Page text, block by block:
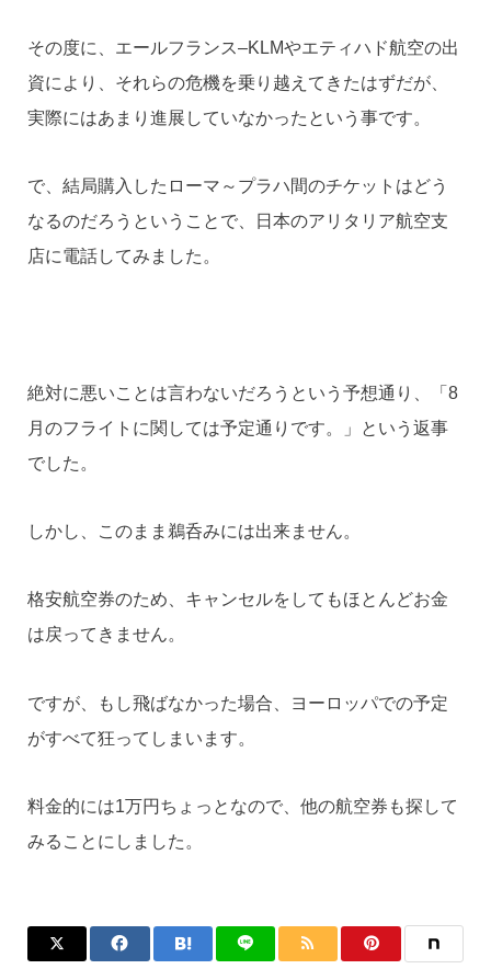
その度に、エールフランス–KLMやエティハド航空の出
資により、それらの危機を乗り越えてきたはずだが、
実際にはあまり進展していなかったという事です。
で、結局購入したローマ～プラハ間のチケットはどう
なるのだろうということで、日本のアリタリア航空支
店に電話してみました。
絶対に悪いことは言わないだろうという予想通り、「8
月のフライトに関しては予定通りです。」という返事
でした。
しかし、このまま鵜呑みには出来ません。
格安航空券のため、キャンセルをしてもほとんどお金
は戻ってきません。
ですが、もし飛ばなかった場合、ヨーロッパでの予定
がすべて狂ってしまいます。
料金的には1万円ちょっとなので、他の航空券も探して
みることにしました。